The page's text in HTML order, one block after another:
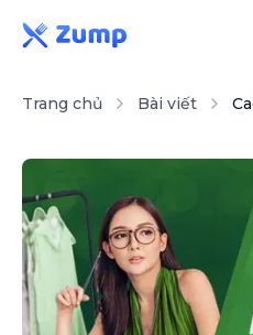
Giải pháp
Bảng giá
Sổ tay
Bài viết
Trang chủ Bài viết